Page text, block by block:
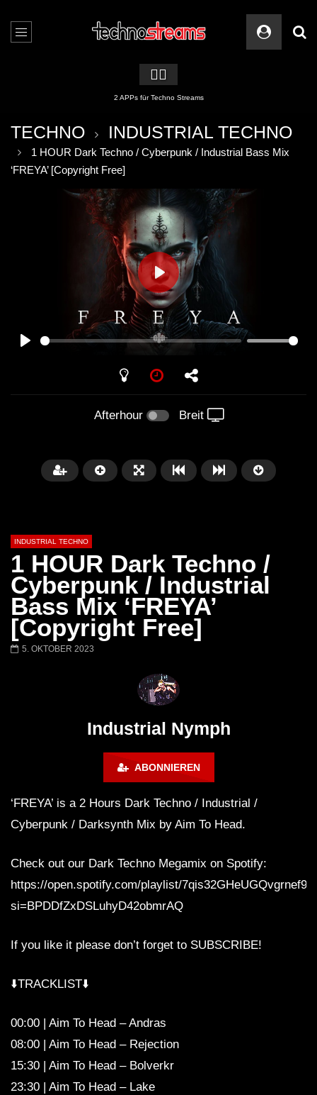
🏳️‍🌈
2 APPs für Techno Streams
TECHNO INDUSTRIAL TECHNO
1 HOUR Dark Techno / Cyberpunk / Industrial Bass Mix
‘FREYA’ [Copyright Free]
PLAY
Afterhour Breit
Später
01:34:04
JOWI | NACTIV | MATRIX
BOCHUM | 16.12
INDUSTRIAL TECHNO
1 HOUR Dark Techno /
Cyberpunk / Industrial
Bass Mix ‘FREYA’
[Copyright Free]
5. OKTOBER 2023
Industrial Nymph
ABONNIEREN
‘FREYA’ is a 2 Hours Dark Techno / Industrial /
Cyberpunk / Darksynth Mix by Aim To Head.
Check out our Dark Techno Megamix on Spotify:
https://open.spotify.com/playlist/
si=BPDDfZxDSLuhyD42obmrAQ
If you like it please don’t forget to SUBSCRIBE!
⬇️TRACKLIST⬇️
00:00 | Aim To Head – Andras
08:00 | Aim To Head – Rejection
15:30 | Aim To Head – Bolverkr
23:30 | Aim To Head – Lake